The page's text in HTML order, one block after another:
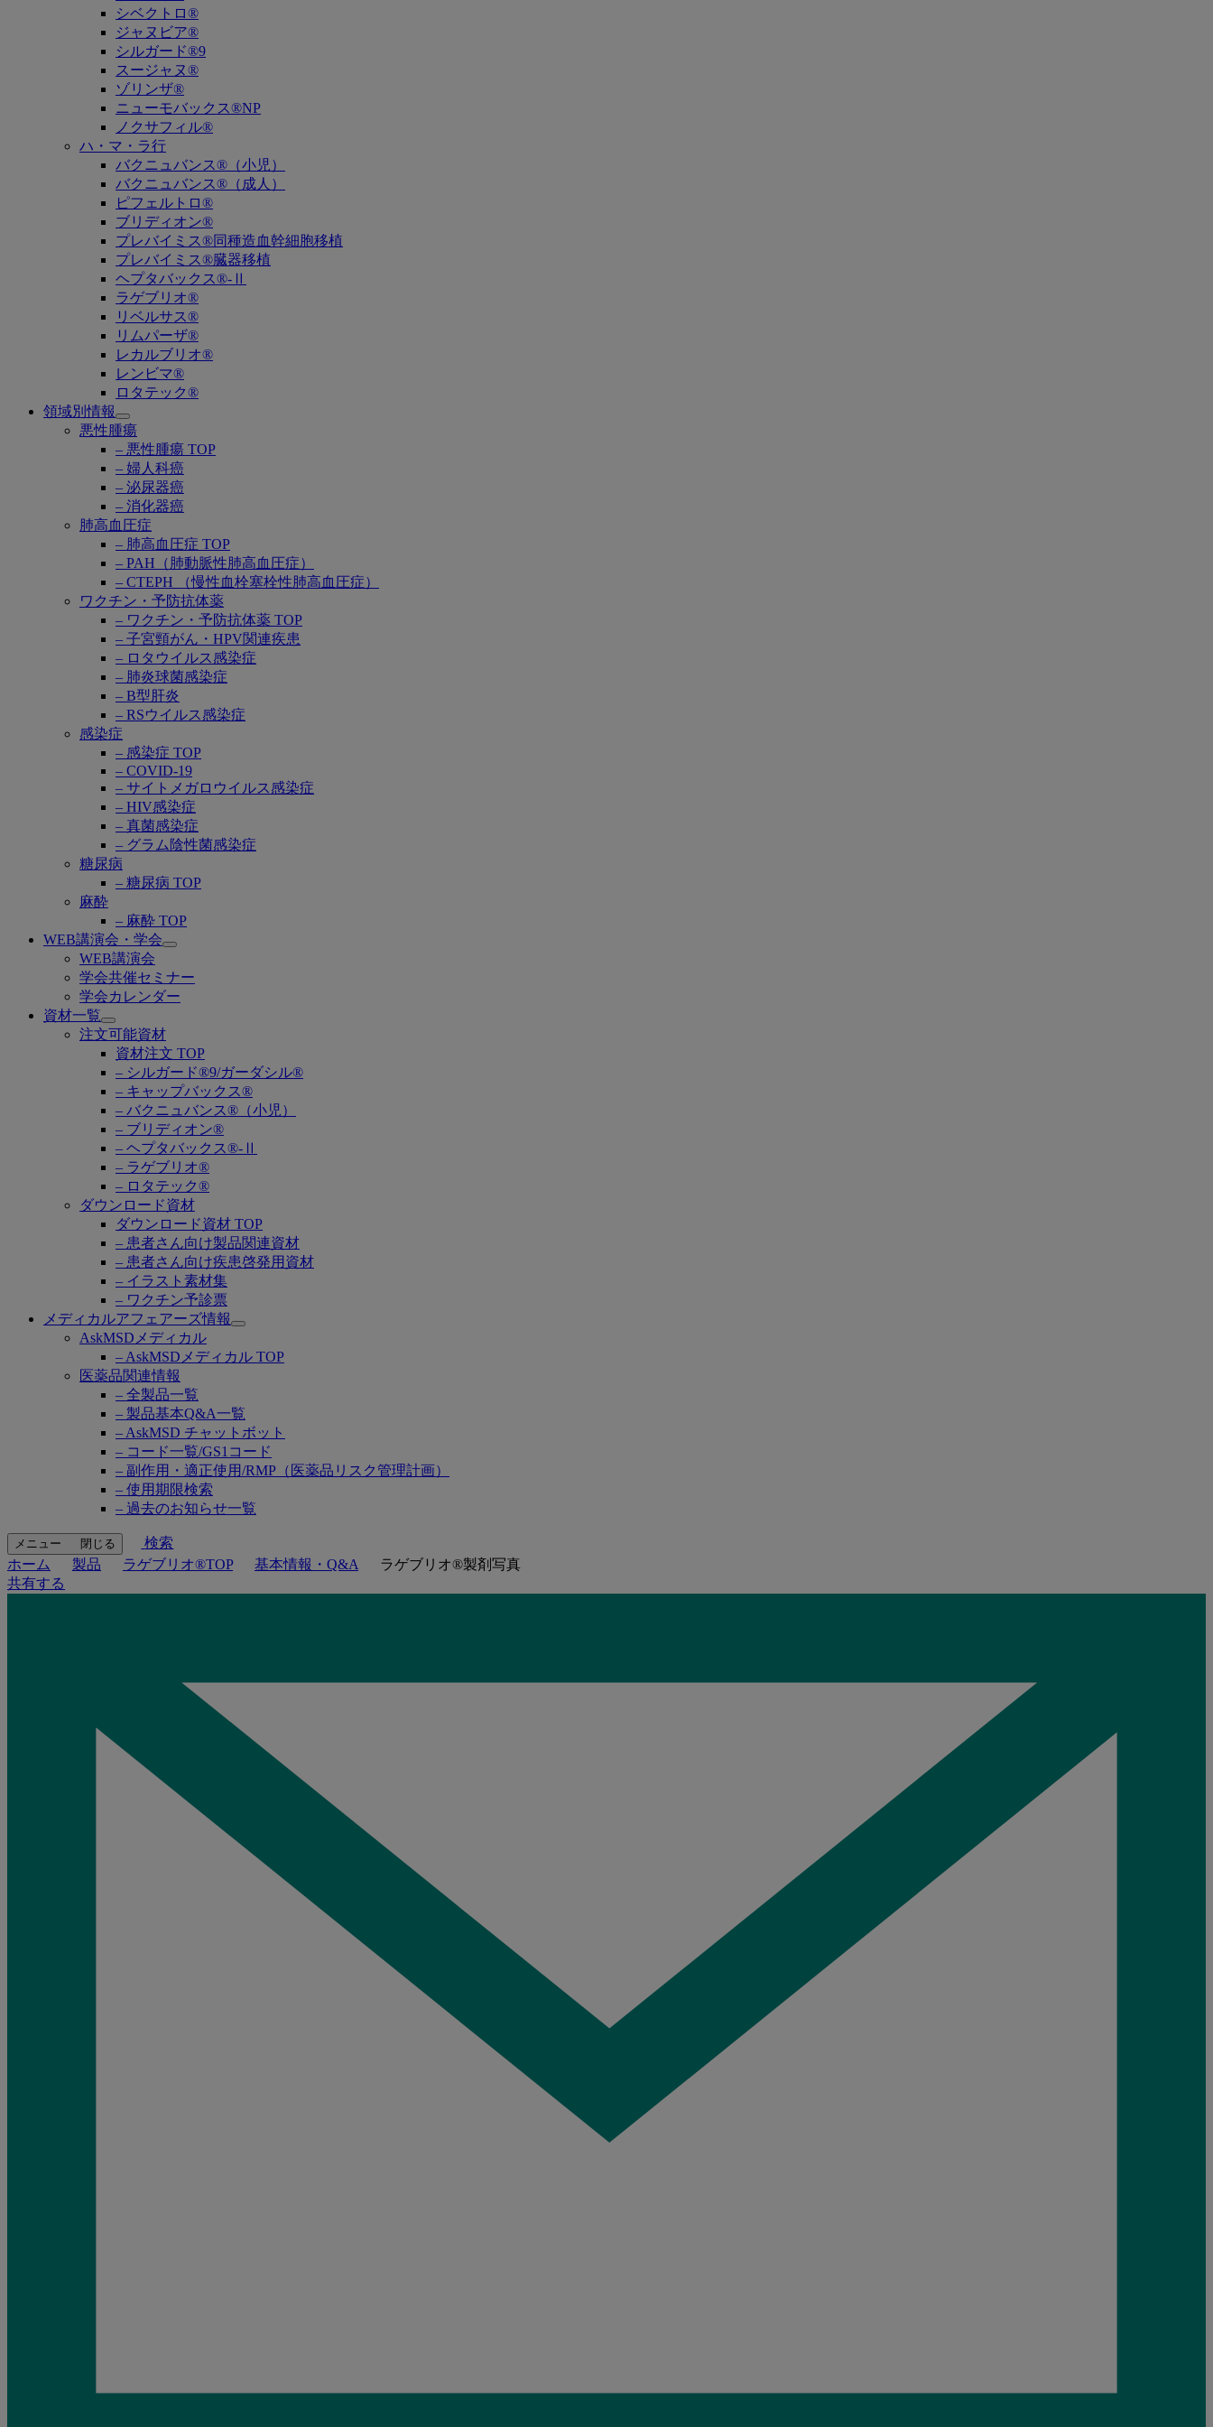
シベクトロ®
ジャヌビア®
シルガード®9
スージャヌ®
ゾリンザ®
ニューモバックス®NP
ノクサフィル®
ハ・マ・ラ行
バクニュバンス®（小児）
バクニュバンス®（成人）
ピフェルトロ®
ブリディオン®
プレバイミス®同種造血幹細胞移植
プレバイミス®臓器移植
ヘプタバックス®-Ⅱ
ラゲブリオ®
リベルサス®
リムパーザ®
レカルブリオ®
レンビマ®
ロタテック®
領域別情報
Open
submenu
悪性腫瘍
– 悪性腫瘍 TOP
– 婦人科癌
– 泌尿器癌
– 消化器癌
肺高血圧症
– 肺高血圧症 TOP
– PAH（肺動脈性肺高血圧症）
– CTEPH （慢性血栓塞栓性肺高血圧症）
ワクチン・予防抗体薬
– ワクチン・予防抗体薬 TOP
– 子宮頸がん・HPV関連疾患
– ロタウイルス感染症
– 肺炎球菌感染症
– B型肝炎
– RSウイルス感染症
感染症
– 感染症 TOP
– COVID-19
– サイトメガロウイルス感染症
– HIV感染症
– 真菌感染症
– グラム陰性菌感染症
糖尿病
– 糖尿病 TOP
麻酔
– 麻酔 TOP
WEB講演会・学会
Open
WEB講演会
学会共催セミナー
学会カレンダー
資材一覧
Open
submenu
注文可能資材
資材注文 TOP
– シルガード®9/ガーダシル®
– キャップバックス®
– バクニュバンス®（小児）
– ブリディオン®
– ヘプタバックス®-Ⅱ
– ラゲブリオ®
– ロタテック®
ダウンロード資材
ダウンロード資材 TOP
– 患者さん向け製品関連資材
– 患者さん向け疾患啓発用資材
– イラスト素材集
– ワクチン予診票
メディカルアフェアーズ情報
Open
AskMSDメディカル
– AskMSDメディカル TOP
医薬品関連情報
– 全製品一覧
– 製品基本Q&A一覧
– AskMSD チャットボット
– コード一覧/GS1コード
– 副作用・適正使用/RMP（医薬品リスク管理計画）
– 使用期限検索
– 過去のお知らせ一覧
メニュー 閉じる
検索
ホーム
製品 ラゲブリオ®TOP 基本情報・Q&A
ラゲブリオ®製剤写真
共有する